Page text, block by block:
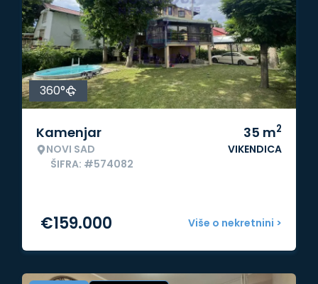
360°
Kamenjar
NOVI SAD
ŠIFRA: #574082
35 m2
VIKENDICA
Više o nekretnini >
€159.000